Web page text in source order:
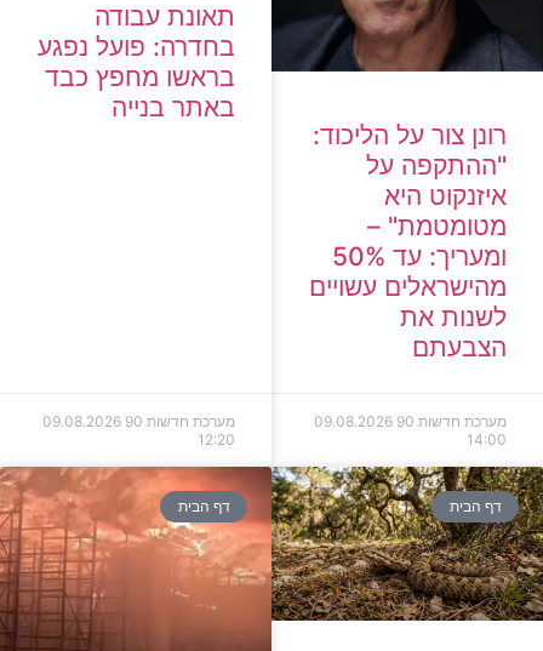
רונן צור על הליכוד:
"ההתקפה על
איזנקוט היא
מטומטמת" –
ומעריך: עד 50%
מהישראלים עשויים
לשנות את
הצבעתם
מערכת חדשות 90
09.08.2026
14:00
תאונת עבודה
בחדרה: פועל נפגע
בראשו מחפץ כבד
באתר בנייה
מערכת חדשות 90
09.08.2026
12:20
דף הבית דף הבית